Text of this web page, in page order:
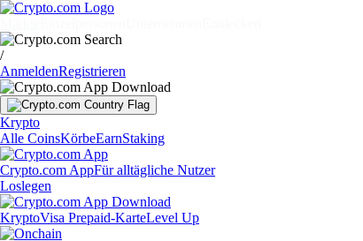
/
AnmeldenRegistrieren
Krypto
Alle CoinsKörbeEarnStaking
Crypto.com AppFür alltägliche Nutzer
Loslegen
KryptoVisa Prepaid-KarteLevel Up